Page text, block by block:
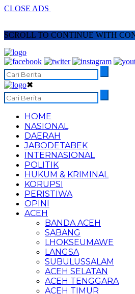
CLOSE ADS
SCROLL TO CONTINUE WITH
✖
HOME
NASIONAL
DAERAH
JABODETABEK
INTERNASIONAL
POLITIK
HUKUM & KRIMINAL
KORUPSI
PERISTIWA
OPINI
ACEH
BANDA ACEH
SABANG
LHOKSEUMAWE
LANGSA
SUBULUSSALAM
ACEH SELATAN
ACEH TENGGARA
ACEH TIMUR